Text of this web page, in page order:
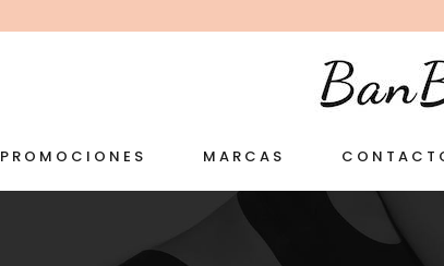
PROMOCIONES MARCAS